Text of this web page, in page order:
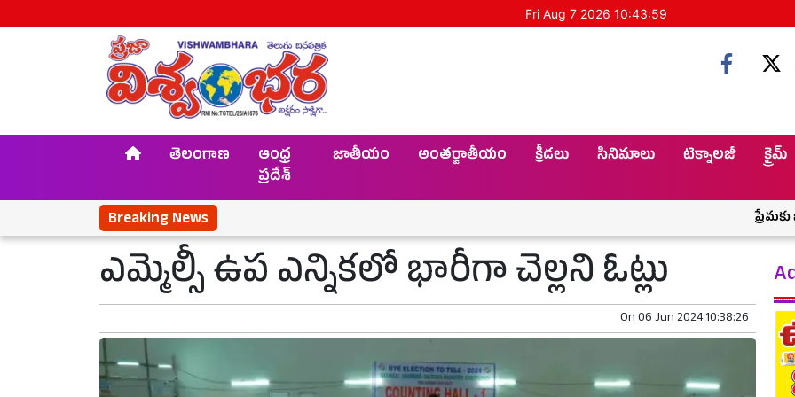
Fri Aug 7 2026 10:44:00
తెలంగాణ
ఆంధ్ర
ప్రదేశ్
జాతీయం అంతర్జాతీయం క్రీడలు సినిమాలు టెక్నాలజీ క్రైమ్
Breaking News ప్రేమకు ఖాకీ
ఎమ్మెల్సీ ఉప ఎన్నికలో భారీగా చెల్లని ఓట్లు
On06 Jun 2024 10:38:26